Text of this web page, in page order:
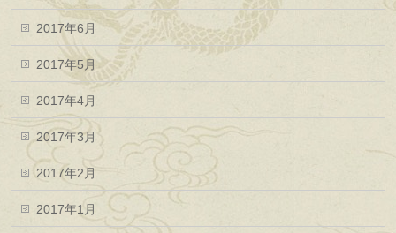
2017年6月
2017年5月
2017年4月
2017年3月
2017年2月
2017年1月